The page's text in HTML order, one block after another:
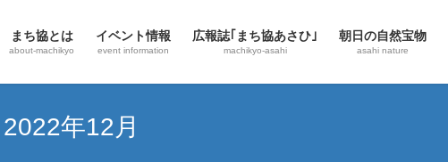
まち協とは
about-machikyo
イベント情報
event information
広報誌｢まち協あさひ｣
machikyo-asahi
朝日の自然宝物
asahi nature
2022年12月